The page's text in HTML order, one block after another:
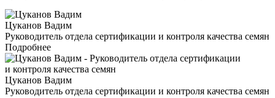
Цуканов Вадим
Руководитель отдела сертификации и контроля качества семян
Подробнее
Цуканов Вадим
Руководитель отдела сертификации и контроля качества семян